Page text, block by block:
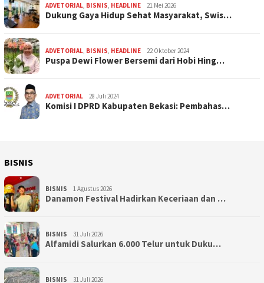
ADVETORIAL BISNIS HEADLINE 21 Mei 2026
Dukung Gaya Hidup Sehat Masyarakat, Swis…
ADVETORIAL BISNIS HEADLINE 22 Oktober 2024
Puspa Dewi Flower Bersemi dari Hobi Hing…
ADVETORIAL 28 Juli 2024
Komisi I DPRD Kabupaten Bekasi: Pembahas…
BISNIS
BISNIS 1 Agustus 2026
Danamon Festival Hadirkan Keceriaan dan …
BISNIS 31 Juli 2026
Alfamidi Salurkan 6.000 Telur untuk Duku…
BISNIS 31 Juli 2026